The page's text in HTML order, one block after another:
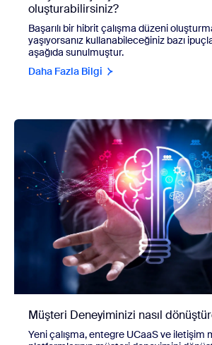
oluşturabilirsiniz?
Başarılı bir hibrit çalışma düzeni
yaşıyorsanız kullanabileceğiniz bazı
aşağıda sunulmuştur.
Daha Fazla Bilgi
Müşteri Deneyiminizi nasıl
Yeni çalışma, entegre UCaaS ve iletişim